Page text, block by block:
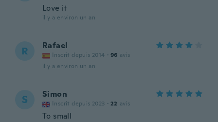
Love it
il y a environ un an
R Rafael
Inscrit depuis 2014 · 96 avis
il y a environ un an
S Simon
Inscrit depuis 2023 · 22 avis
To small